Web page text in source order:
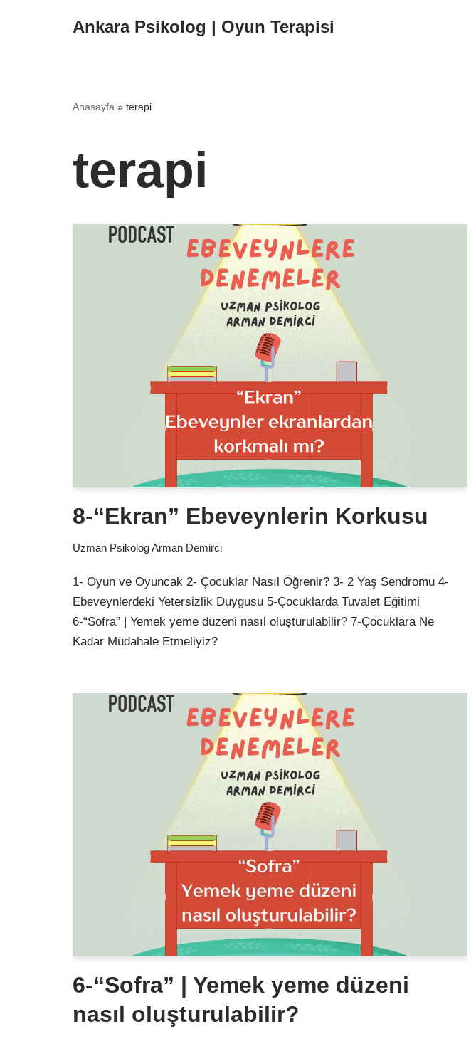
Ankara Psikolog | Oyun Terapisi
Anasayfa » terapi
terapi
8-“Ekran” Ebeveynlerin Korkusu
Uzman Psikolog Arman Demirci
1- Oyun ve Oyuncak 2- Çocuklar Nasıl Öğrenir? 3- 2 Yaş Sendromu 4-
Ebeveynlerdeki Yetersizlik Duygusu 5-Çocuklarda Tuvalet Eğitimi
6-“Sofra” | Yemek yeme düzeni nasıl oluşturulabilir? 7-Çocuklara Ne
Kadar Müdahale Etmeliyiz?
6-“Sofra” | Yemek yeme düzeni
nasıl oluşturulabilir?